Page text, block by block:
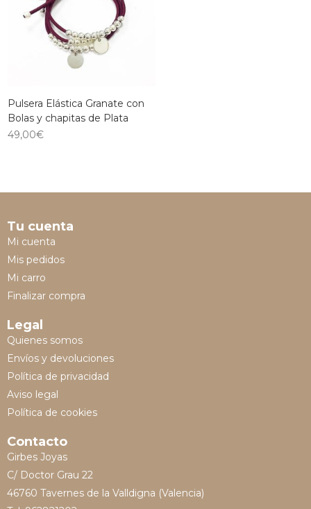
Pulsera Elástica Granate con
Bolas y chapitas de Plata
49,00€
Tu cuenta
Mi cuenta
Mis pedidos
Mi carro
Finalizar compra
Legal
Quienes somos
Envíos y devoluciones
Política de privacidad
Aviso legal
Política de cookies
Contacto
Girbes Joyas
C/ Doctor Grau 22
46760 Tavernes de la Valldigna (Valencia)